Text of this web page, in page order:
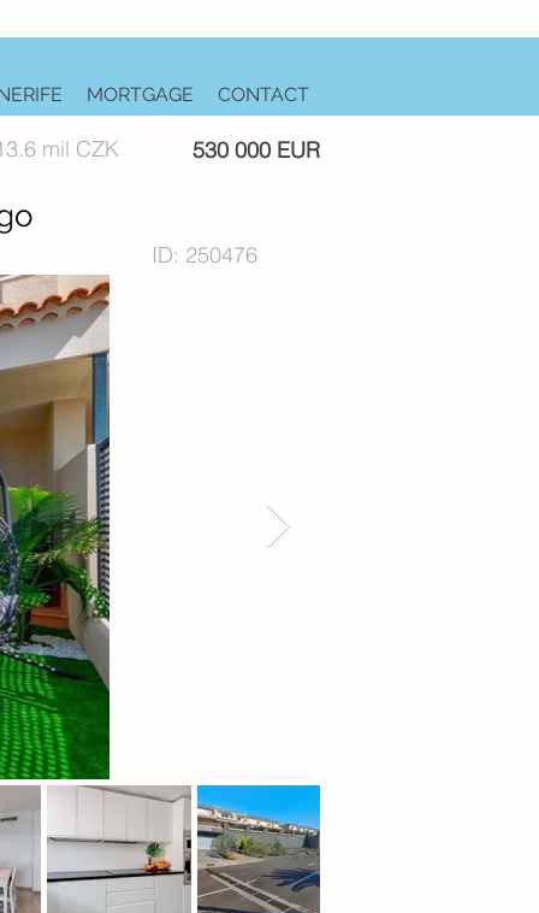
MORTGAGE CONTACT
mil CZK 530 000 EUR
ID: 250476